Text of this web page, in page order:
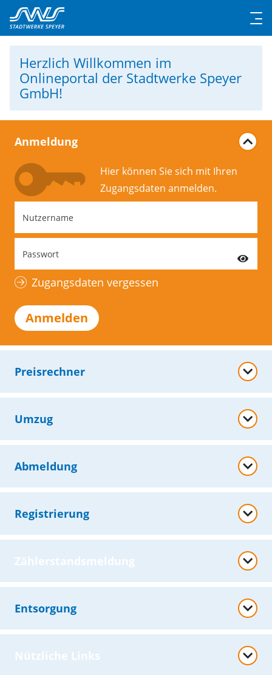
Herzlich Willkommen im
Onlineportal der Stadtwerke Speyer
GmbH!
Anmeldung
Hier können Sie sich mit Ihren
Zugangs­daten anmelden.
Nutzername
Passwort
Zugangsdaten vergessen
Anmelden
Preisrechner
Umzug
Abmeldung
Registrierung
Zählerstandsmeldung
Entsorgung
Nützliche Links